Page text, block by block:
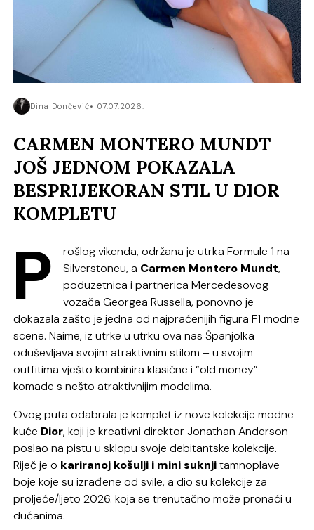
Dina Dončević 07.07.2026.
CARMEN MONTERO MUNDT
JOŠ JEDNOM POKAZALA
BESPRIJEKORAN STIL U DIOR
KOMPLETU
P
rošlog vikenda, održana je utrka Formule 1 na
Silverstoneu, a Carmen Montero Mundt,
poduzetnica i partnerica Mercedesovog
vozača Georgea Russella, ponovno je
dokazala zašto je jedna od najpraćenijih figura F1 modne
scene. Naime, iz utrke u utrku ova nas Španjolka
oduševljava svojim atraktivnim stilom – u svojim
outfitima vješto kombinira klasične i “old money”
komade s nešto atraktivnijim modelima.
Ovog puta odabrala je komplet iz nove kolekcije modne
kuće Dior, koji je kreativni direktor Jonathan Anderson
poslao na pistu u sklopu svoje debitantske kolekcije.
Riječ je o kariranoj košulji i mini suknjitamnoplave
boje koje su izrađene od svile, a dio su kolekcije za
proljeće/ljeto 2026. koja se trenutačno može pronaći u
dućanima.